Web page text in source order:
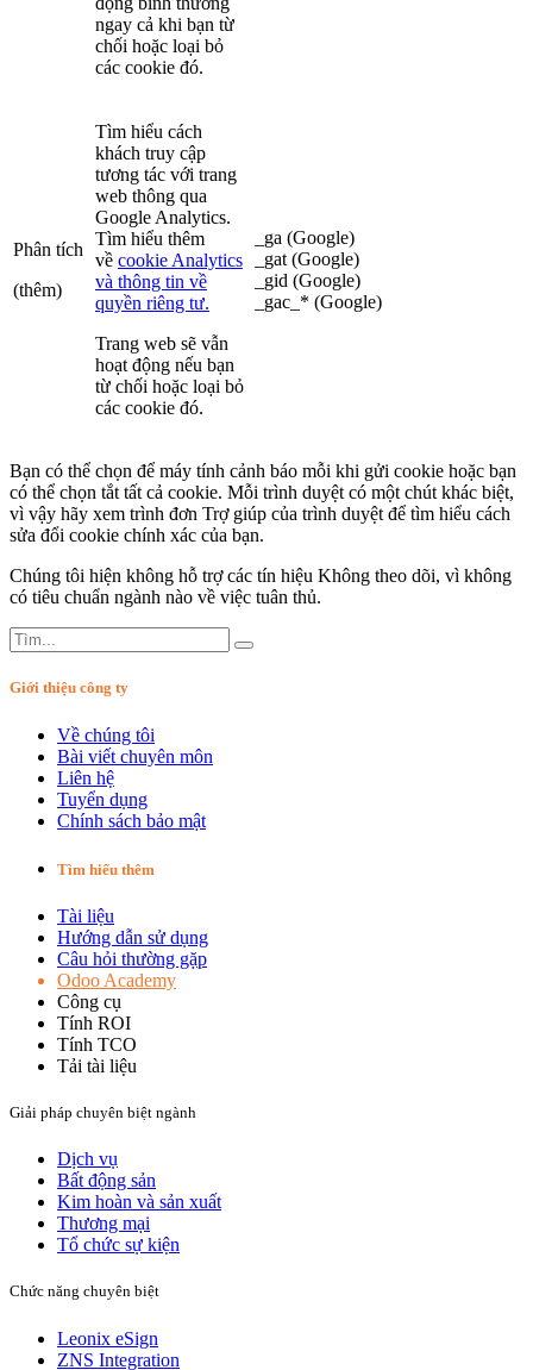
ngay cả khi bạn từ
chối hoặc loại bỏ
các cookie đó.
Phân tích
(thêm)
Tìm hiểu cách
khách truy cập
tương tác với trang
web thông qua
Google Analytics.
Tìm hiểu thêm
về cookie Analytics
và thông tin về
quyền riêng tư.
Trang web sẽ vẫn
hoạt động nếu bạn
từ chối hoặc loại bỏ
các cookie đó.
_ga (Google)
_gat (Google)
_gid (Google)
_gac_* (Google)
Bạn có thể chọn để máy tính cảnh báo mỗi khi gửi cookie hoặc bạn
có thể chọn tắt tất cả cookie. Mỗi trình duyệt có một chút khác biệt,
vì vậy hãy xem trình đơn Trợ giúp của trình duyệt để tìm hiểu cách
sửa đổi cookie chính xác của bạn.
Chúng tôi hiện không hỗ trợ các tín hiệu Không theo dõi, vì không
có tiêu chuẩn ngành nào về việc tuân thủ.
Giới thiệu công ty
Về chúng tôi
Bài viết chuyên môn
Liên hệ
Tuyển dụng
Chính sách bảo mật
Tìm hiểu thêm
Tài liệu
Hướng dẫn sử dụng
Câu hỏi thường gặp
Odoo Academy
Công cụ
Tính ROI
Tính TCO
Tải tài liệu
Giải pháp chuyên biệt ngành
Dịch vụ
Bất động sản​
Kim hoàn và sản xuất​
Thương mại
Tổ chức sự kiện
Chức năng chuyên biệt
Leonix eSign
ZNS Integration